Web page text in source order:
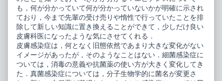
も，何が分かっていて何が分かっていないかが明確に示され
ており，今まで先輩の受け売りや惰性で行っていたことを排
除して新しい知識に置き換えることができて，少しだけ良い
皮膚科医になったような気にさせてくれる．
皮膚感染症は，何となく旧態依然であまり大きな変化がない
イメージがあったが，そのようなことはない．細菌感染症に
ついては，消毒の意義や抗菌薬の使い方が大きく変化してき
た．真菌感染症については，分子生物学的に菌名が変更さ